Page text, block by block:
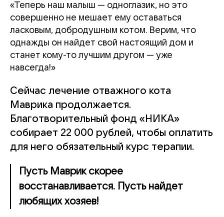
«Теперь наш малыш — одноглазик, но это
совершенно не мешает ему оставаться
ласковым, добродушным котом. Верим, что
однажды он найдет свой настоящий дом и
станет кому-то лучшим другом — уже
навсегда!»
Сейчас лечение отважного кота
Маврика продолжается.
Благотворительный фонд «НИКА»
собирает 22 000 рублей, чтобы оплатить
для него обязательный курс терапии.
Пусть Маврик скорее
восстанавливается. Пусть найдет
любящих хозяев!